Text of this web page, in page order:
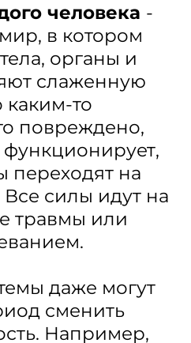
человека -
в котором
органы и
слаженную
каким-то
повреждено,
переходят на
силы идут на
травмы или
даже могут
сменить
Например,